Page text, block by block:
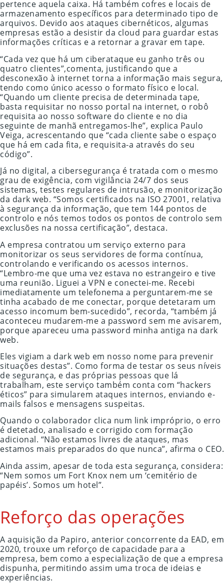
pertence aquela caixa. Há também cofres e locais de
armazenamento específicos para determinado tipo de
arquivos. Devido aos ataques cibernéticos, algumas
empresas estão a desistir da cloud para guardar estas
informações críticas e a retornar a gravar em tape.
“Cada vez que há um ciberataque eu ganho três ou
quatro clientes”,comenta, justificando que a
desconexão à internet torna a informação mais segura,
tendo como único acesso o formato físico e local.
“Quando um cliente precisa de determinada tape,
basta requisitar no nosso portal na internet, o robô
requisita ao nosso software do cliente e no dia
seguinte de manhã entregamos-lhe”, explica Paulo
Veiga, acrescentando que “cada cliente sabe o espaço
que há em cada fita, e requisita-a através do seu
código”.
Já no digital, a cibersegurança é tratada com o mesmo
grau de exigência, com vigilância 24/7 dos seus
sistemas, testes regulares de intrusão, e monitorização
da dark web. “Somos certificados na ISO 27001, relativa
à segurança da informação, que tem 144 pontos de
controlo e nós temos todos os pontos de controlo sem
exclusões na nossa certificação”, destaca.
A empresa contratou um serviço externo para
monitorizar os seus servidores de forma contínua,
controlando e verificando os acessos internos.
“Lembro-me que uma vez estava no estrangeiro e tive
uma reunião. Liguei a VPN e conectei-me. Recebi
imediatamente um telefonema a perguntarem-me se
tinha acabado de me conectar, porque detetaram um
acesso incomum bem-sucedido”, recorda, “também já
aconteceu mudarem-me a password sem me avisarem,
porque apareceu uma password minha antiga na dark
web.
Eles vigiam a dark web em nosso nome para prevenir
situações destas”. Como forma de testar os seus níveis
de segurança, e das próprias pessoas que lá
trabalham, este serviço também conta com “hackers
éticos” para simularem ataques internos, enviando e-
mails falsos e mensagens suspeitas.
Quando o colaborador clica num link impróprio, o erro
é detetado, analisado e corrigido com formação
adicional. “Não estamos livres de ataques, mas
estamos mais preparados do que nunca”, afirma o CEO.
Ainda assim, apesar de toda esta segurança, considera:
“Nem somos um Fort Knox nem um ‘cemitério de
papéis’. Somos um hotel”.
Reforço das operações
A aquisição da Papiro, anterior concorrente da EAD, em
2020, trouxe um reforço de capacidade para a
empresa, bem como a especialização de que a empresa
dispunha, permitindo assim uma troca de ideias e
experiências.